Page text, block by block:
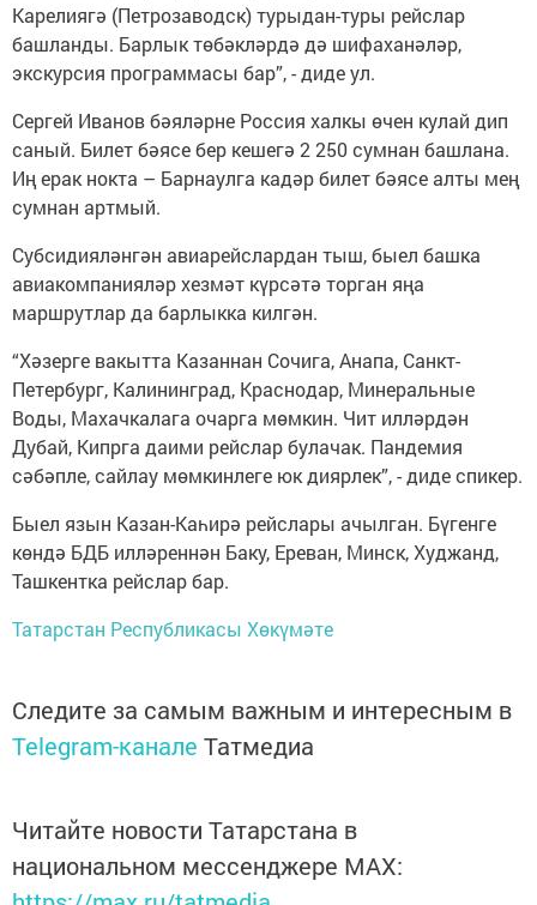
Карелиягә (Петрозаводск) турыдан-туры рейслар
башланды. Барлык төбәкләрдә дә шифаханәләр,
экскурсия программасы бар”, - диде ул.
Сергей Иванов бәяләрне Россия халкы өчен кулай дип
саный. Билет бәясе бер кешегә 2 250 сумнан башлана.
Иң ерак нокта – Барнаулга кадәр билет бәясе алты мең
сумнан артмый.
Субсидияләнгән авиарейслардан тыш, быел башка
авиакомпанияләр хезмәт күрсәтә торган яңа
маршрутлар да барлыкка килгән.
“Хәзерге вакытта Казаннан Сочига, Анапа, Санкт-
Петербург, Калининград, Краснодар, Минеральные
Воды, Махачкалага очарга мөмкин. Чит илләрдән
Дубай, Кипрга даими рейслар булачак. Пандемия
сәбәпле, сайлау мөмкинлеге юк диярлек”, - диде спикер.
Быел язын Казан-Каһирә рейслары ачылган. Бүгенге
көндә БДБ илләреннән Баку, Ереван, Минск, Худжанд,
Ташкентка рейслар бар.
Татарстан Республикасы Хөкүмәте
Следите за самым важным и интересным в
Telegram-канале Татмедиа
Читайте новости Татарстана в
национальном мессенджере MАХ: